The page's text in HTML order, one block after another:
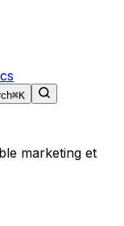
⌘K
marketing et